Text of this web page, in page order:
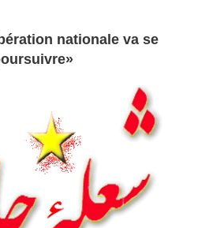
nationale va se